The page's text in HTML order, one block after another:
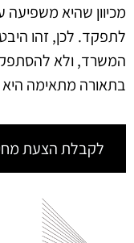
מכיוון שהיא משפיעה
לתפקד. לכן, זהו
המשרד, ולא
בתאורה מתאימה
לקבלת הצעת